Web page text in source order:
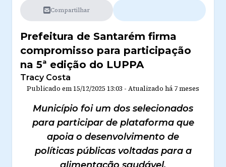
Compartilhar
Prefeitura de Santarém firma
compromisso para participação
na 5ª edição do LUPPA
Tracy Costa
Publicado em 15/12/2025 13:03 - Atualizado há 7 meses
Município foi um dos selecionados
para participar de plataforma que
apoia o desenvolvimento de
políticas públicas voltadas para a